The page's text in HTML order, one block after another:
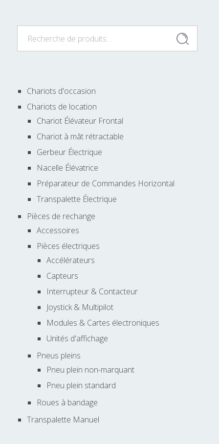
pour :
Recherche
Chariots d'occasion
Chariots de location
Chariot Élévateur Frontal
Chariot à mât rétractable
Gerbeur Électrique
Nacelle Élévatrice
Préparateur de Commandes Horizontal
Transpalette Électrique
Pièces de rechange
Accessoires
Pièces électriques
Accélérateurs
Capteurs
Interrupteur & Contacteur
Joystick & Multipilot
Modules & Cartes électroniques
Unités d'affichage
Pneus pleins
Pneu plein non-marquant
Pneu plein standard
Roues à bandage
Transpalette Manuel